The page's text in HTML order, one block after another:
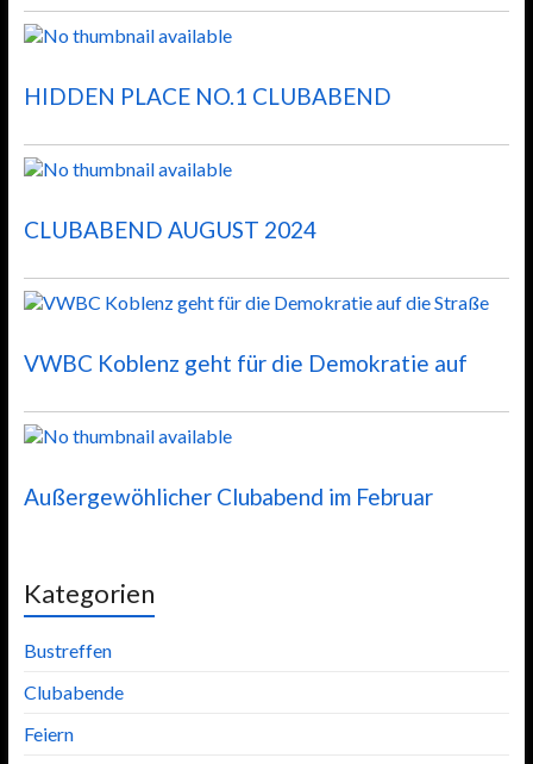
HIDDEN PLACE NO.1 CLUBABEND
CLUBABEND AUGUST 2024
VWBC Koblenz geht für die Demokratie auf
Außergewöhlicher Clubabend im Februar
Kategorien
Bustreffen
Clubabende
Feiern